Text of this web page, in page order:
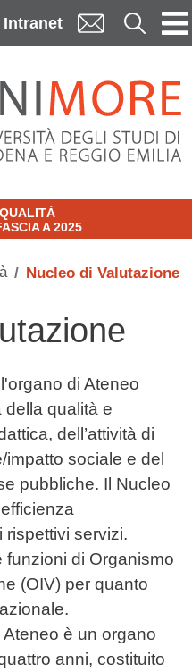
Intranet Cerca
A 2025
Nucleo di Valutazione
di Ateneo
della qualità e
dell’attività di
sociale e del
pubbliche. Il Nucleo
rispettivi servizi.
funzioni di Organismo
(OIV) per quanto
è un organo
anni, costituito